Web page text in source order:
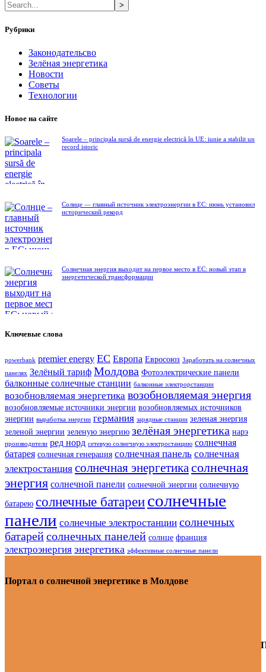
>
Рубрики
Законодательсво
Зелёная энергетика
Новости
Советы
Технологии
Новое на сайте
Soarele – principala sursă de energie electrică în UE: iunie a stabilit un
record istoric
Солнце — главный источник электроэнергии в ЕС: июнь установил
исторический рекорд
Солнечная энергия выходит на первое место в ЕС: новый этап в
энергетической трансформации
Ключевые слова
powerbank premier energy ЕС Европа Евросоюз Заработать на солнечных
панелях Зелёный тариф Молдова Фотоэлектрические панели
балконные солнечные станции балконные электрорстанции
возобновляемая энергетика возобновляемая энергия
возобновляемые источники энергии возобновляемых источников
энергии выработка энергии германия зарядные станции зеленая энергия
зеленой энергии зеленую энергию зелёная энергетика нарэ
производители ред норд сетевую солнечную электростанцию солнечная
батарея солнечная генерация солнечная панель солнечная
электростанция солнечная энергетика солнечная
энергия солнечной панели солнечной энергии солнечную
батарею солнечные батареисолнечные
панели солнечные электростанции солнечных
батарейсолнечных панелей солнце франция
электроэнергия энергетика эффективные солнечные панели
Портал о солнечной энергетике в Молдове